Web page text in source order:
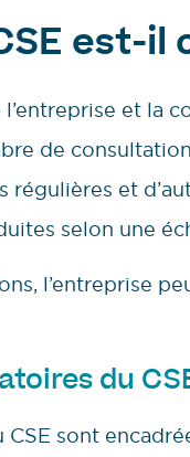
est-il
et la
de
et
selon une
l’entreprise
du
sont